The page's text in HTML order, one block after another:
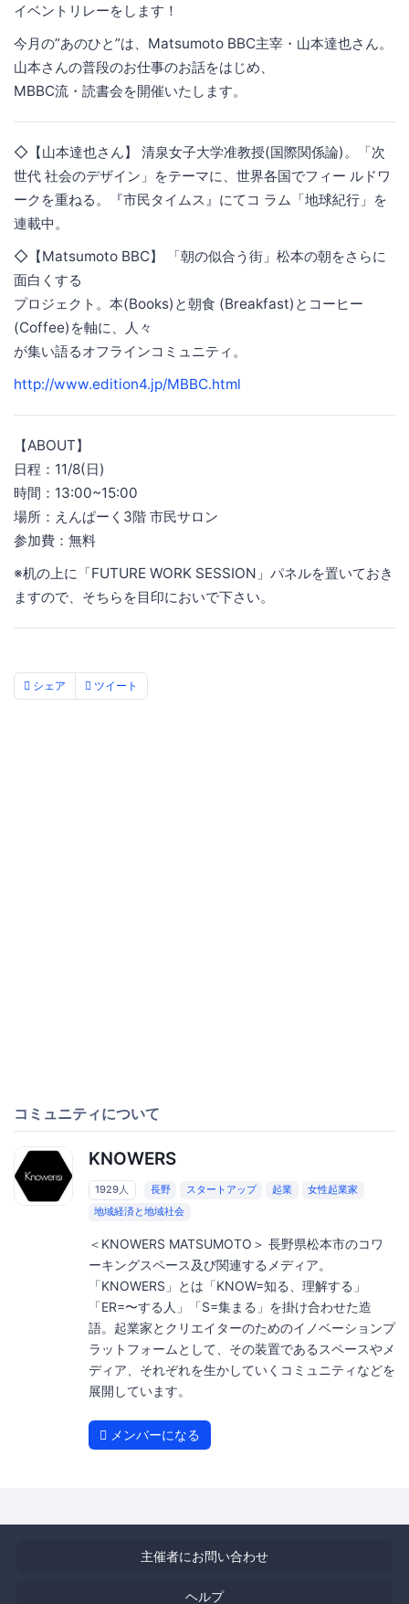
イベントリレーをします！
今月の”あのひと”は、Matsumoto BBC主宰・山本達也さん。
山本さんの普段のお仕事のお話をはじめ、
MBBC流・読書会を開催いたします。
◇【山本達也さん】 清泉女子大学准教授(国際関係論)。「次
世代 社会のデザイン」をテーマに、世界各国でフィー ルドワ
ークを重ねる。『市民タイムス』にてコ ラム「地球紀行」を
連載中。
◇【Matsumoto BBC】 「朝の似合う街」松本の朝をさらに
面白くする
プロジェクト。本(Books)と朝食 (Breakfast)とコーヒー
(Coffee)を軸に、人々
が集い語るオフラインコミュニティ。
http://www.edition4.jp/MBBC.html
【ABOUT】
日程：11/8(日)
時間：13:00~15:00
場所：えんぱーく3階 市民サロン
参加費：無料
※机の上に「FUTURE WORK SESSION」パネルを置いておき
ますので、そちらを目印においで下さい。
シェア ツイート
コミュニティについて
KNOWERS
1929人 長野 スタートアップ 起業
女性起業家
地域経済と地域社会
＜KNOWERS MATSUMOTO＞ 長野県松本市のコワ
ーキングスペース及び関連するメディア。
「KNOWERS」とは「KNOW=知る、理解する」
「ER=〜する人」「S=集まる」を掛け合わせた造
語。起業家とクリエイターのためのイノベーションプ
ラットフォームとして、その装置であるスペースやメ
ディア、それぞれを生かしていくコミュニティなどを
展開しています。
メンバーになる
主催者にお問い合わせ
ヘルプ